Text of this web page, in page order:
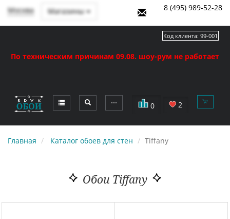
Москва Магазины 8 (495) 989-52-28
По техническим причинам 09.08. шоу-рум не работает
⋯ 0 2
Код клиента: 99-001
Главная Каталог обоев для стен Tiffany
Обои Tiffany